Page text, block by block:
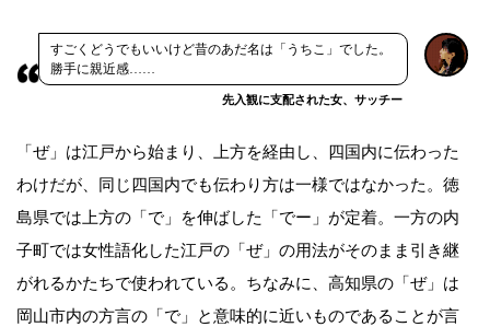
すごくどうでもいいけど昔のあだ名は「うちこ」でした。
勝手に親近感……
先入観に支配された女、サッチー
「ぜ」は江戸から始まり、上方を経由し、四国内に伝わった
わけだが、同じ四国内でも伝わり方は一様ではなかった。徳
島県では上方の「で」を伸ばした「でー」が定着。一方の内
子町では女性語化した江戸の「ぜ」の用法がそのまま引き継
がれるかたちで使われている。ちなみに、高知県の「ぜ」は
岡山市内の方言の「で」と意味的に近いものであることが言